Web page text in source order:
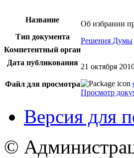
Название
Об избрании
Тип документа
Решения Думы
Компетентный орган
Дата публикования 21 октября
Файл для просмотра
Просмотр
Версия для
©